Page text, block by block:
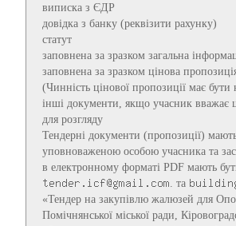
виписка з ЄДР
довідка з банку (реквізити рахунку)
статут
заповнена за зразком загальна
заповнена за зразком цінова
(Чинність цінової пропозиції має
інші документи, якщо учасник вважає
для розгляду
Тендерні документи (пропозиції)
уповноваженою особою учасника та
в електронному форматі PDF мають
. та
«Тендер на закупівлю жалюзей для
Помічнянської міської ради,